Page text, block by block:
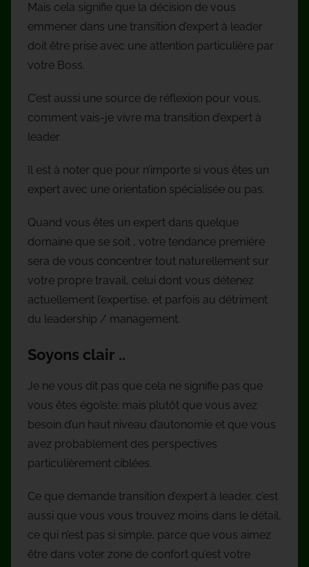
Mais cela signifie que la décision de vous
emmener dans une transition d’expert à leader
doit être prise avec une attention particulière par
votre Boss.
C’est aussi une source de réflexion pour vous,
comment vais-je vivre ma transition d’expert à
leader
Il est à noter que pour n’importe si vous êtes un
expert avec une orientation spécialisée ou pas.
Quand vous êtes un expert dans quelque
domaine que se soit , votre tendance première
sera de vous concentrer tout naturellement sur
votre propre travail, celui dont vous détenez
actuellement l’expertise, et parfois au détriment
du leadership / management.
Soyons clair ..
Je ne vous dit pas que cela ne signifie pas que
vous êtes égoïste; mais plutôt que vous avez
besoin d’un haut niveau d’autonomie et que vous
avez probablement des perspectives
particulièrement ciblées.
Ce que demande transition d’expert à leader, c’est
aussi que vous vous trouvez moins dans le détail,
ce qui n’est pas si simple, parce que vous aimez
être dans voter zone de confort qu’est votre